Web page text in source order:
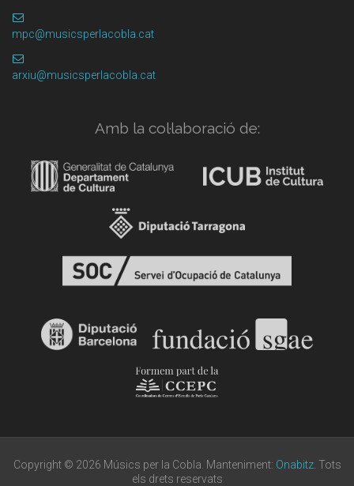
mpc@musicsperlacobla.cat
arxiu@musicsperlacobla.cat
Amb la col·laboració de:
Copyright © 2026 Músics per la Cobla. Manteniment: Onabitz. Tots
els drets reservats